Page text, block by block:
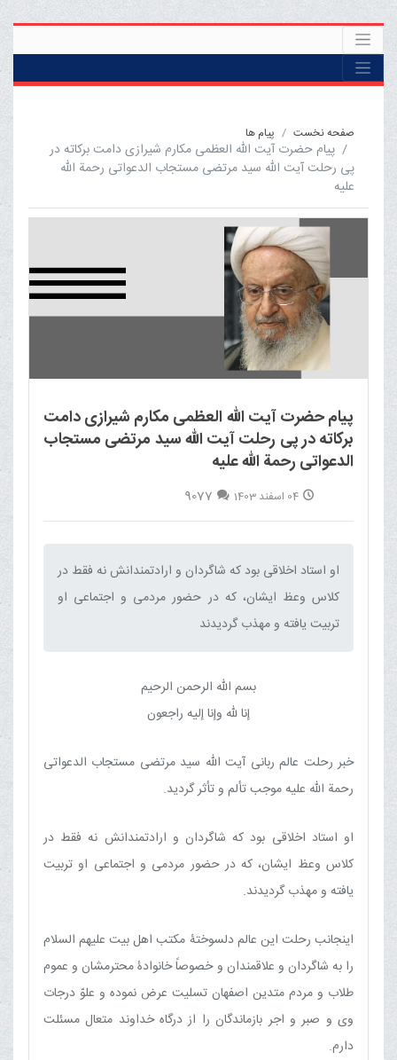
صفحه نخست پیام ها
پیام حضرت آیت الله العظمی مکارم شیرازی دامت برکاته در
پی رحلت آیت الله سید مرتضی مستجاب الدعواتی رحمة الله
علیه
پیام حضرت آیت الله العظمی مکارم شیرازی دامت
برکاته در پی رحلت آیت الله سید مرتضی مستجاب
الدعواتی رحمة الله علیه
04 اسفند 1403 9077
او استاد اخلاقی بود که شاگردان و ارادتمندانش نه فقط در
کلاس وعظ ایشان، که در حضور مردمی و اجتماعی او
تربیت یافته و مهذب گردیدند‌
بسم الله الرحمن الرحیم
إنا لله وإنا إلیه راجعون
خبر رحلت عالم ربانی آیت الله سید مرتضی مستجاب الدعواتی
رحمة الله علیه موجب تألم و تأثر گردید.
او استاد اخلاقی بود که شاگردان و ارادتمندانش نه فقط در
کلاس وعظ ایشان، که در حضور مردمی و اجتماعی او تربیت
یافته و مهذب گردیدند.
اینجانب رحلت این عالم دلسوختۀ مکتب اهل بیت علیهم السلام
را به شاگردان و علاقمندان و خصوصاً خانوادۀ محترمشان و عموم
طلاب و مردم متدین اصفهان تسلیت عرض نموده و علوّ درجات
وی و صبر و اجر بازماندگان را از درگاه خداوند متعال مسئلت
دارم.